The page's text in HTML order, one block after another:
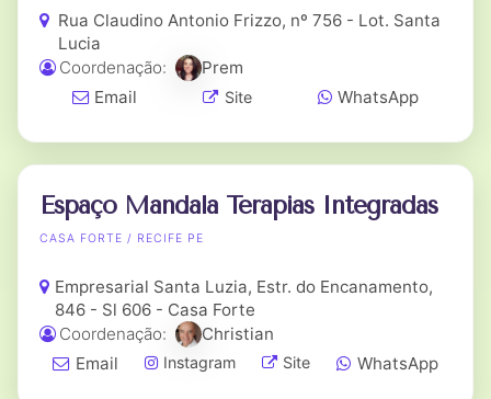
Rua Claudino Antonio Frizzo, nº 756 - Lot. Santa
Lucia
Coordenação:
Prem
Email
Site WhatsApp
Espaço Mandala Terapias Integradas
CASA FORTE / RECIFE PE
Empresarial Santa Luzia, Estr. do Encanamento,
846 - Sl 606 - Casa Forte
Coordenação:
Christian
Email
Instagram Site WhatsApp